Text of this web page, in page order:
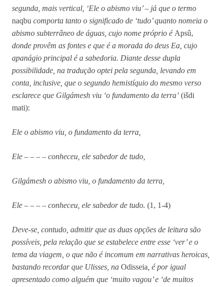
segunda, mais vertical, ‘Ele o abismo viu’ – já que o termo
naqbu comporta tanto o significado de ‘tudo’ quanto nomeia o
abismo subterrâneo de águas, cujo nome próprio é Apsû,
donde provêm as fontes e que é a morada do deus Ea, cujo
apanágio principal é a sabedoria. Diante desse dupla
possibilidade, na tradução optei pela segunda, levando em
conta, inclusive, que o segundo hemistíquio do mesmo verso
esclarece que Gilgámesh viu ‘o fundamento da terra’ (išdi
mati):
Ele o abismo viu, o fundamento da terra,
Ele – – – – conheceu, ele sabedor de tudo,
Gilgámesh o abismo viu, o fundamento da terra,
Ele – – – – conheceu, ele sabedor de tudo. (1, 1-4)
Deve-se, contudo, admitir que as duas opções de leitura são
possíveis, pela relação que se estabelece entre esse ‘ver’ e o
tema da viagem, o que não é incomum em narrativas heroicas,
bastando recordar que Ulisses, na Odisseia , é por igual
apresentado como alguém que ‘muito vagou’ e ‘de muitos